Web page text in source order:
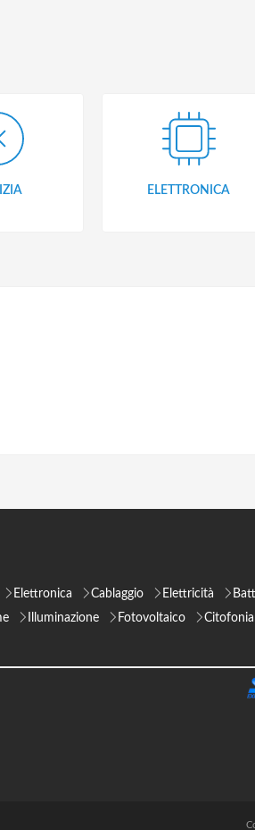
ELETTRONICA
Elettronica Cablaggio Elettricità
Illuminazione Fotovoltaico